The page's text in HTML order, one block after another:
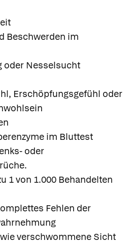
Beschwerden im
oder Nesselsucht
Erschöpfungsgefühl oder
im Bluttest
oder
1 von 1.000 Behandelten
Fehlen der
verschwommene Sicht